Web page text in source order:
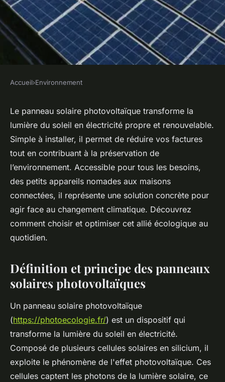
Panneau solaire
photovoltaïque : votre allié
pour l'écologie
Léonie•13 septembre 2025•5 min de lecture
Accueil›Environnement
Le panneau solaire photovoltaïque transforme la
lumière du soleil en électricité propre et renouvelable.
Simple à installer, il permet de réduire vos factures
tout en contribuant à la préservation de
l’environnement. Accessible pour tous les besoins,
des petits appareils nomades aux maisons
connectées, il représente une solution concrète pour
agir face au changement climatique. Découvrez
comment choisir et optimiser cet allié écologique au
quotidien.
Définition et principe des panneaux
solaires photovoltaïques
Un panneau solaire photovoltaïque
(https://photoecologie.fr/) est un dispositif qui
transforme la lumière du soleil en électricité.
Composé de plusieurs cellules solaires en silicium, il
exploite le phénomène de l'effet photovoltaïque. Ces
cellules captent les photons de la lumière solaire, ce